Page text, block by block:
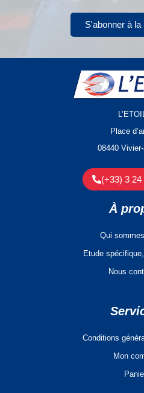
S'abonner à
Place
08440
(+33) 3 24
À
Qui
Etude
Nous
Conditions
Mon